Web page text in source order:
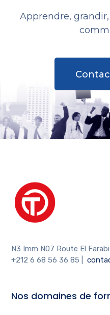
Apprendre,
N3 Imm N07 Route El
+212 6 68 56 36 85
|
Nos domaines de